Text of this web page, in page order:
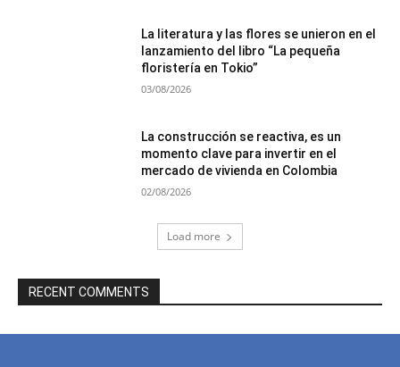
La literatura y las flores se unieron en el
lanzamiento del libro “La pequeña
floristería en Tokio”
03/08/2026
La construcción se reactiva, es un
momento clave para invertir en el
mercado de vivienda en Colombia
02/08/2026
Load more
RECENT COMMENTS